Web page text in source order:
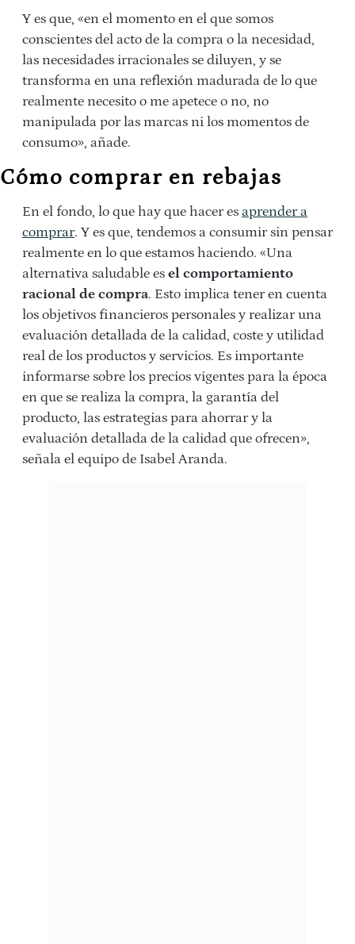
Y es que, «en el momento en el que somos
conscientes del acto de la compra o la necesidad,
las necesidades irracionales se diluyen, y se
transforma en una reflexión madurada de lo que
realmente necesito o me apetece o no, no
manipulada por las marcas ni los momentos de
consumo», añade.
Cómo comprar en rebajas
En el fondo, lo que hay que hacer es aprender a
comprar. Y es que, tendemos a consumir sin pensar
realmente en lo que estamos haciendo. «Una
alternativa saludable es el comportamiento
racional de compra. Esto implica tener en cuenta
los objetivos financieros personales y realizar una
evaluación detallada de la calidad, coste y utilidad
real de los productos y servicios. Es importante
informarse sobre los precios vigentes para la época
en que se realiza la compra, la garantía del
producto, las estrategias para ahorrar y la
evaluación detallada de la calidad que ofrecen»,
señala el equipo de Isabel Aranda.